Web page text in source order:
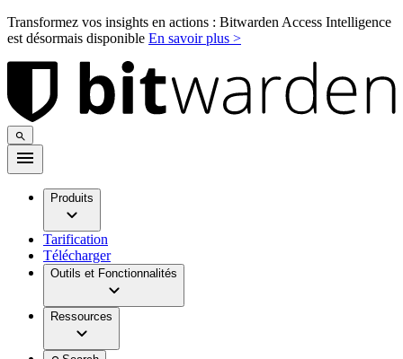
Transformez vos insights en actions : Bitwarden Access Intelligence
est désormais disponible En savoir plus >
Produits
Tarification
Télécharger
Outils et Fonctionnalités
Ressources